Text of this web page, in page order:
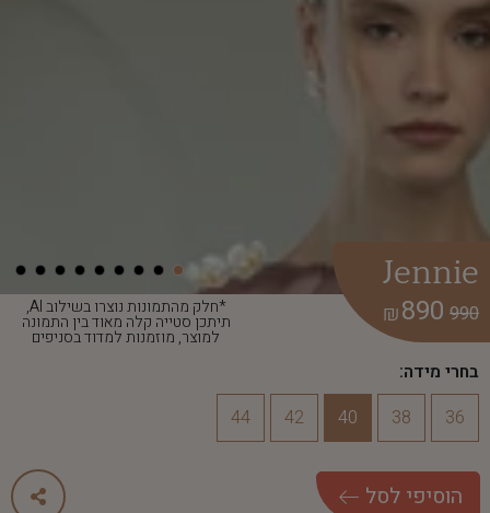
*חלק מהתמונות נוצרו בשילוב AI,
תיתכן סטייה קלה מאוד בין התמונה
למוצר, מוזמנות למדוד בסניפים
Jennie
990
890
₪
בחרי מידה:
36
38
40
42
44
הוסיפי לסל